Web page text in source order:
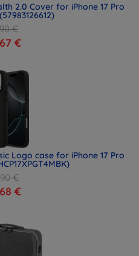
2.0 Cover for iPhone 17 Pro
€
€
Logo case for iPhone 17 Pro
€
€